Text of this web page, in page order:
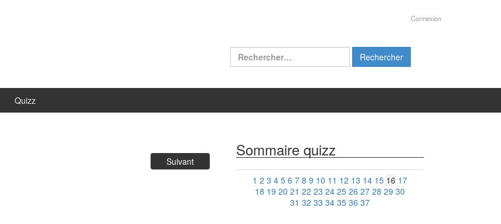
Connexion
Rechercher :
Quizz
Suivant
Sommaire quizz
1 2 3 4 5 6 7 8 9 10 11 12 13 14 15 16 17
18 19 20 21 22 23 24 25 26 27 28 29 30
31 32 33 34 35 36 37